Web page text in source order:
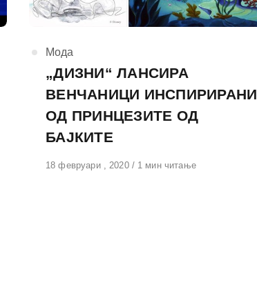
КАтегорија
Мода
„ДИЗНИ“ ЛАНСИРА
ВЕНЧАНИЦИ ИНСПИРИРАНИ
ОД ПРИНЦЕЗИТЕ ОД
БАЈКИТЕ
Објавено
18 февруари , 2020 1 мин читање